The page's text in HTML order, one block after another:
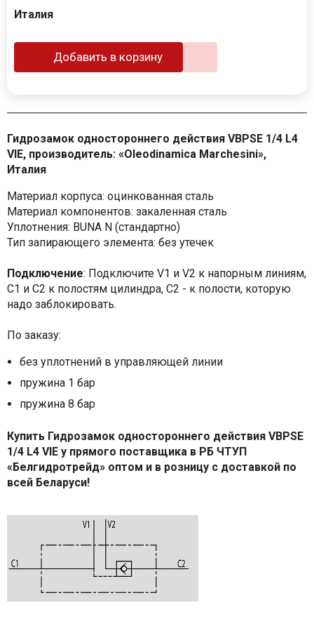
Италия
Добавить в корзину
Гидрозамок одностороннего действия VBPSE 1/4 L4
VIE, производитель: «Oleodinamica Marchesini»,
Италия
Материал корпуса: оцинкованная сталь
Материал компонентов: закаленная сталь
Уплотнения: BUNA N (стандартно)
Тип запирающего элемента: без утечек
Подключение: Подключите V1 и V2 к напорным линиям,
C1 и С2 к полостям цилиндра, C2 - к полости, которую
надо заблокировать.
По заказу:
без уплотнений в управляющей линии
пружина 1 бар
пружина 8 бар
Купить Гидрозамок одностороннего действия VBPSE
1/4 L4 VIE у прямого поставщика в РБ ЧТУП
«Белгидротрейд» оптом и в розницу с доставкой по
всей Беларуси!